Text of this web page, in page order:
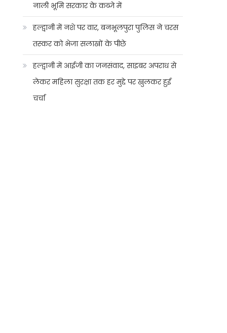
नाली भूमि सरकार के कब्जे में
हल्द्वानी में नशे पर वार, बनभूलपुरा पुलिस ने चरस
तस्कर को भेजा सलाखों के पीछे
हल्द्वानी में आईजी का जनसंवाद, साइबर अपराध से
लेकर महिला सुरक्षा तक हर मुद्दे पर खुलकर हुई
चर्चा